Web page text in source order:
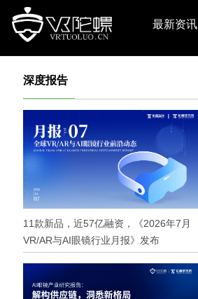
最新资讯
深度报告
11款新品，近57亿融资，《2026年7月
VR/AR与AI眼镜行业月报》发布